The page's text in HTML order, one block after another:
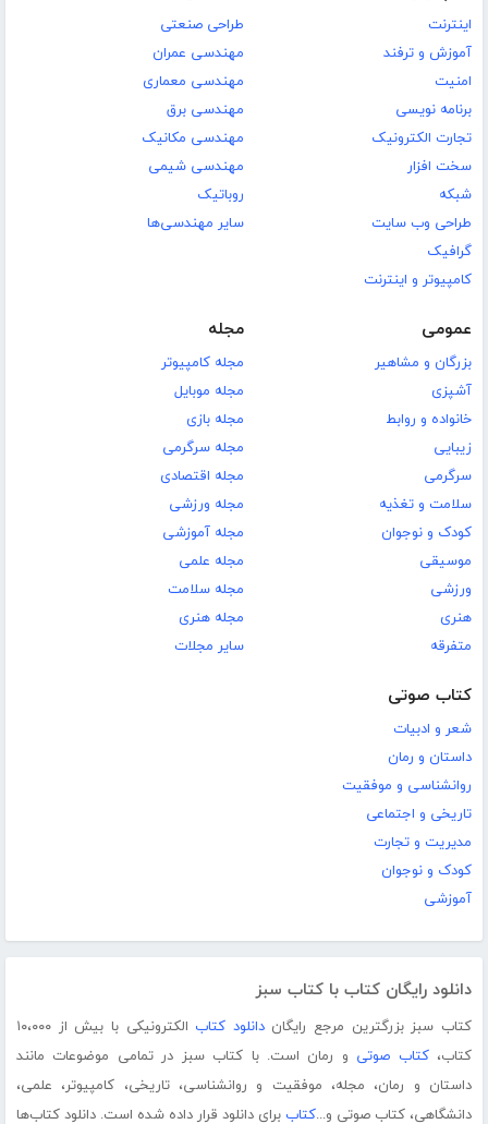
اینترنت
آموزش و ترفند
امنیت
برنامه نویسی
تجارت الکترونیک
سخت افزار
شبکه
طراحی وب سایت
گرافیک
کامپیوتر و اینترنت
طراحی صنعتی
مهندسی عمران
مهندسی معماری
مهندسی برق
مهندسی مکانیک
مهندسی شیمی
روباتیک
سایر مهندسی‌ها
عمومی
بزرگان و مشاهیر
آشپزی
خانواده و روابط
زیبایی
سرگرمی
سلامت و تغذیه
کودک و نوجوان
موسیقی
ورزشی
هنری
متفرقه
مجله
مجله کامپیوتر
مجله موبایل
مجله بازی
مجله سرگرمی
مجله اقتصادی
مجله ورزشی
مجله آموزشی
مجله علمی
مجله سلامت
مجله هنری
سایر مجلات
کتاب صوتی
شعر و ادبیات
داستان و رمان
روانشناسی و موفقیت
تاریخی و اجتماعی
مدیریت و تجارت
کودک و نوجوان
آموزشی
دانلود رایگان کتاب با کتاب سبز
کتاب سبز بزرگترین مرجع رایگاندانلود کتاب
الکترونیکی با بیش از ۱۰،۰۰۰
کتاب،کتاب صوتی و رمان است. با کتاب سبز در تمامی موضوعات مانند
داستان و رمان، مجله، موفقیت و روانشناسی، تاریخی، کامپیوتر، علمی،
دانشگاهی، کتاب صوتی و...کتاب برای دانلود قرار داده شده است. دانلود کتاب‌ها